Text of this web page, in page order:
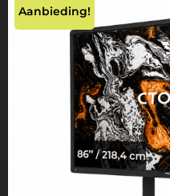
Aanbieding!